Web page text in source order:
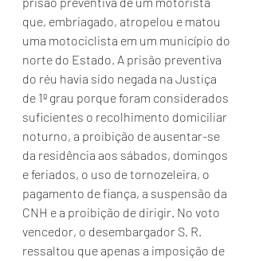
que, embriagado, atropelou e matou
uma motociclista em um município do
norte do Estado. A prisão preventiva
do réu havia sido negada na Justiça
de 1º grau porque foram considerados
suficientes o recolhimento domiciliar
noturno, a proibição de ausentar-se
da residência aos sábados, domingos
e feriados, o uso de tornozeleira, o
pagamento de fiança, a suspensão da
CNH e a proibição de dirigir. No voto
vencedor, o desembargador S. R.
ressaltou que apenas a imposição de